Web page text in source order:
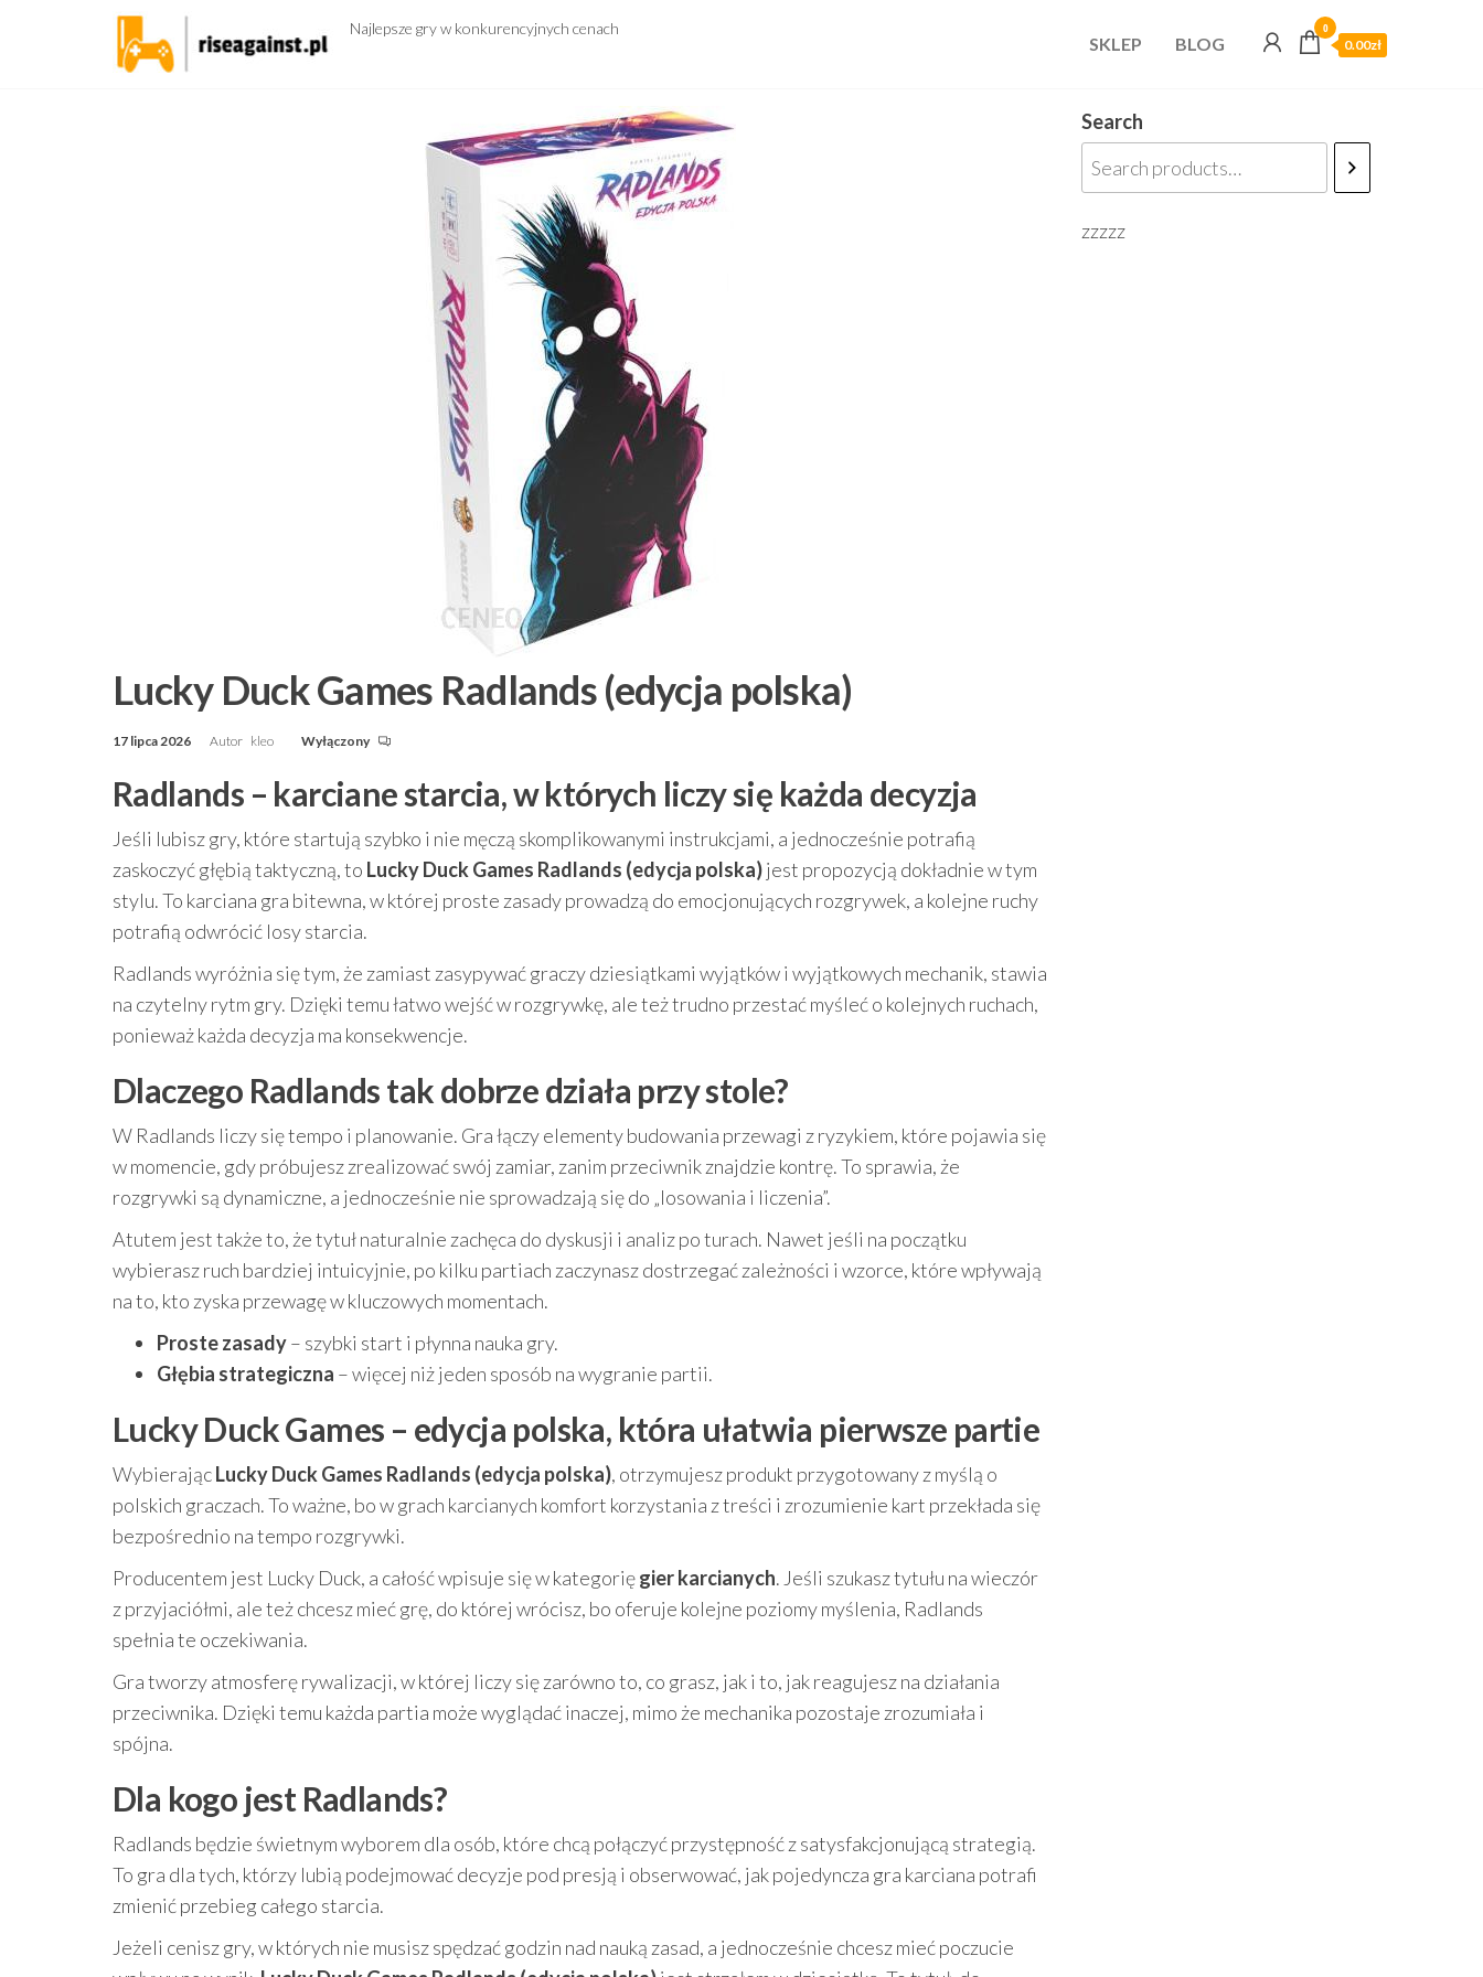
Najlepsze gry w konkurencyjnych cenach
SKLEP BLOG
0
0.00zł
Lucky Duck Games Radlands (edycja polska)
17 lipca 2026 Autor kleo Wyłączony
Radlands – karciane starcia, w których liczy się każda decyzja
Jeśli lubisz gry, które startują szybko i nie męczą skomplikowanymi instrukcjami, a jednocześnie potrafią
zaskoczyć głębią taktyczną, to Lucky Duck Games Radlands (edycja polska)jest propozycją dokładnie w tym
stylu. To karciana gra bitewna, w której proste zasady prowadzą do emocjonujących rozgrywek, a kolejne ruchy
potrafią odwrócić losy starcia.
Radlands wyróżnia się tym, że zamiast zasypywać graczy dziesiątkami wyjątków i wyjątkowych mechanik, stawia
na czytelny rytm gry. Dzięki temu łatwo wejść w rozgrywkę, ale też trudno przestać myśleć o kolejnych ruchach,
ponieważ każda decyzja ma konsekwencje.
Dlaczego Radlands tak dobrze działa przy stole?
W Radlands liczy się tempo i planowanie. Gra łączy elementy budowania przewagi z ryzykiem, które pojawia się
w momencie, gdy próbujesz zrealizować swój zamiar, zanim przeciwnik znajdzie kontrę. To sprawia, że
rozgrywki są dynamiczne, a jednocześnie nie sprowadzają się do „losowania i liczenia”.
Atutem jest także to, że tytuł naturalnie zachęca do dyskusji i analiz po turach. Nawet jeśli na początku
wybierasz ruch bardziej intuicyjnie, po kilku partiach zaczynasz dostrzegać zależności i wzorce, które wpływają
na to, kto zyska przewagę w kluczowych momentach.
Proste zasady– szybki start i płynna nauka gry.
Głębia strategiczna – więcej niż jeden sposób na wygranie partii.
Lucky Duck Games – edycja polska, która ułatwia pierwsze partie
WybierającLucky Duck Games Radlands (edycja polska), otrzymujesz produkt przygotowany z myślą o
polskich graczach. To ważne, bo w grach karcianych komfort korzystania z treści i zrozumienie kart przekłada się
bezpośrednio na tempo rozgrywki.
Producentem jest Lucky Duck, a całość wpisuje się w kategorięgier karcianych. Jeśli szukasz tytułu na wieczór
z przyjaciółmi, ale też chcesz mieć grę, do której wrócisz, bo oferuje kolejne poziomy myślenia, Radlands
spełnia te oczekiwania.
Gra tworzy atmosferę rywalizacji, w której liczy się zarówno to, co grasz, jak i to, jak reagujesz na działania
przeciwnika. Dzięki temu każda partia może wyglądać inaczej, mimo że mechanika pozostaje zrozumiała i
spójna.
Dla kogo jest Radlands?
Radlands będzie świetnym wyborem dla osób, które chcą połączyć przystępność z satysfakcjonującą strategią.
To gra dla tych, którzy lubią podejmować decyzje pod presją i obserwować, jak pojedyncza gra karciana potrafi
zmienić przebieg całego starcia.
Jeżeli cenisz gry, w których nie musisz spędzać godzin nad nauką zasad, a jednocześnie chcesz mieć poczucie
Search
zzzzz